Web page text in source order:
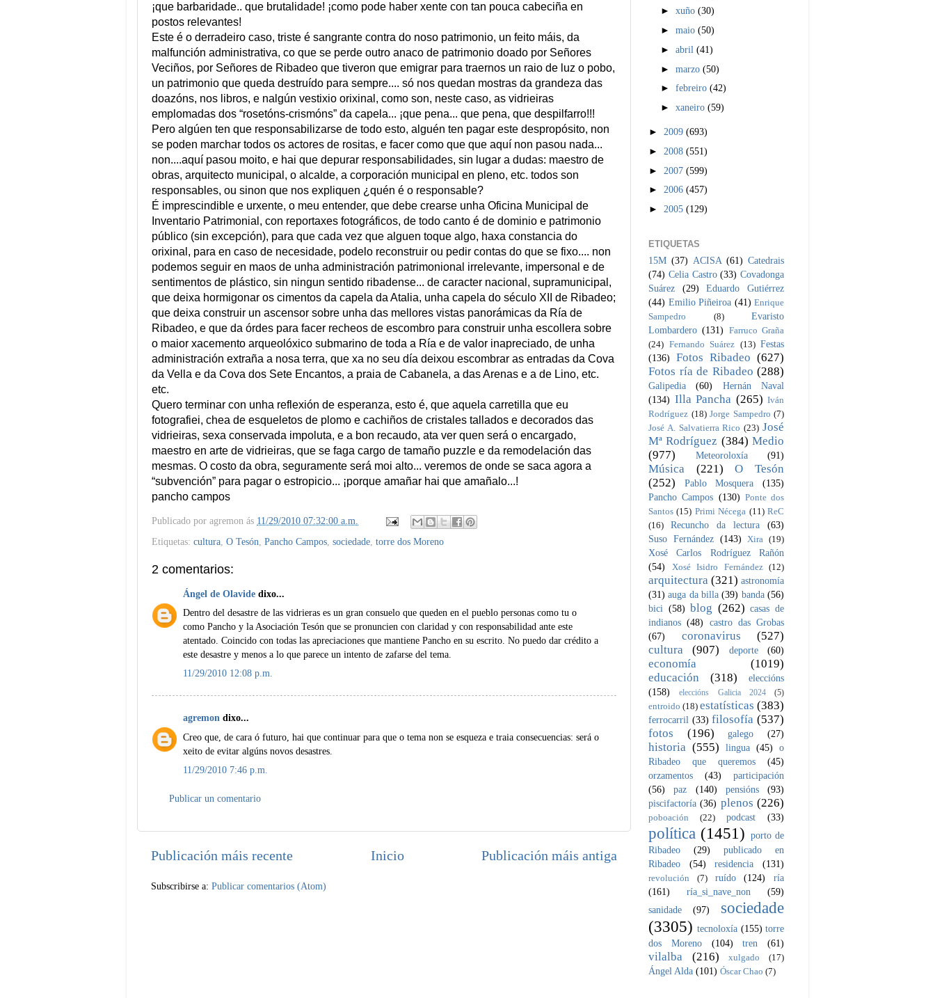
¡que barbaridade.. que brutalidade! ¡como pode haber xente con tan pouca cabeciña en
postos relevantes!
Este é o derradeiro caso, triste é sangrante contra do noso patrimonio, un feito máis, da
malfunción administrativa, co que se perde outro anaco de patrimonio doado por Señores
Veciños, por Señores de Ribadeo que tiveron que emigrar para traernos un raio de luz o pobo,
un patrimonio que queda destruído para sempre.... só nos quedan mostras da grandeza das
doazóns, nos libros, e nalgún vestixio orixinal, como son, neste caso, as vidrieiras
emplomadas dos “rosetóns-crismóns” da capela... ¡que pena... que pena, que despilfarro!!!
Pero algúen ten que responsabilizarse de todo esto, alguén ten pagar este despropósito, non
se poden marchar todos os actores de rositas, e facer como que que aquí non pasou nada...
non....aquí pasou moito, e hai que depurar responsabilidades, sin lugar a dudas: maestro de
obras, arquitecto municipal, o alcalde, a corporación municipal en pleno, etc. todos son
responsables, ou sinon que nos expliquen ¿quén é o responsable?
É imprescindible e urxente, o meu entender, que debe crearse unha Oficina Municipal de
Inventario Patrimonial, con reportaxes fotográficos, de todo canto é de dominio e patrimonio
público (sin excepción), para que cada vez que alguen toque algo, haxa constancia do
orixinal, para en caso de necesidade, podelo reconstruir ou pedir contas do que se fixo.... non
podemos seguir en maos de unha administración patrimonional irrelevante, impersonal e de
sentimentos de plástico, sin ningun sentido ribadense... de caracter nacional, supramunicipal,
que deixa hormigonar os cimentos da capela da Atalia, unha capela do século XII de Ribadeo;
que deixa construir un ascensor sobre unha das mellores vistas panorámicas da Ría de
Ribadeo, e que da órdes para facer recheos de escombro para construir unha escollera sobre
o maior xacemento arqueolóxico submarino de toda a Ría e de valor inapreciado, de unha
administración extraña a nosa terra, que xa no seu día deixou escombrar as entradas da Cova
da Vella e da Cova dos Sete Encantos, a praia de Cabanela, a das Arenas e a de Lino, etc.
etc.
Quero terminar con unha reflexión de esperanza, esto é, que aquela carretilla que eu
fotografiei, chea de esqueletos de plomo e cachiños de cristales tallados e decorados das
vidrieiras, sexa conservada impoluta, e a bon recaudo, ata ver quen será o encargado,
maestro en arte de vidrieiras, que se faga cargo de tamaño puzzle e da remodelación das
mesmas. O costo da obra, seguramente será moi alto... veremos de onde se saca agora a
“subvención” para pagar o estropicio... ¡porque amañar hai que amañalo...!
pancho campos
Publicado por agremon ás 11/29/2010 07:32:00 a.m.
Etiquetas: cultura O Tesón Pancho Campos sociedade torre dos Moreno
2 comentarios:
Ángel de Olavide dixo...
Dentro del desastre de las vidrieras es un gran consuelo que queden en el pueblo personas como tu o
como Pancho y la Asociación Tesón que se pronuncien con claridad y con responsabilidad ante este
atentado. Coincido con todas las apreciaciones que mantiene Pancho en su escrito. No puedo dar crédito a
este desastre y menos a lo que parece un intento de zafarse del tema.
11/29/2010 12:08 p.m.
agremon dixo...
Creo que, de cara ó futuro, hai que continuar para que o tema non se esqueza e traia consecuencias: será o
xeito de evitar algúns novos desastres.
11/29/2010 7:46 p.m.
Publicar un comentario
Publicación máis recente Publicación máis antiga
Inicio
Subscribirse a: Publicar comentarios (Atom)
►xuño(30)
►maio(50)
►abril(41)
►marzo(50)
►febreiro(42)
►xaneiro(59)
► 2009 (693)
► 2008 (551)
► 2007 (599)
► 2006 (457)
► 2005 (129)
ETIQUETAS
15M (37) ACISA (61) Catedrais
(74) Celia Castro (33) Covadonga
Suárez
(29)
Eduardo Gutiérrez
(44) Emilio Piñeiroa (41) Enrique
Sampedro
(8)
Evaristo
Lombardero (131) Farruco Graña
(24) Fernando Suárez (13) Festas
(136)
Fotos Ribadeo (627)
Fotos ría de Ribadeo (288)
Galipedia (60)
Hernán Naval
(134) Illa Pancha (265) Iván
Rodríguez (18) Jorge Sampedro (7)
José A. Salvatierra Rico (23) José
Mª Rodríguez (384) Medio
(977)
Meteoroloxía (91)
Música (221)
O Tesón
(252)
Pablo Mosquera
(135)
Pancho Campos (130) Ponte dos
Santos (15) Primi Nécega (11) ReC
(16)
Recuncho da lectura
(63)
Suso Fernández (143) Xira (19)
Xosé Carlos Rodríguez Rañón
(54)
Xosé Isidro Fernández (12)
arquitectura (321) astronomía
(31) auga da billa (39) banda (56)
bici (58) blog (262) casas de
indianos (48)
castro das Grobas
(67)
coronavirus
(527)
cultura
(907) deporte (60)
economía
(1019)
educación
(318)
eleccións
(158)
eleccións Galicia 2024 (5)
entroido (18) estatísticas (383)
ferrocarril (33) filosofía (537)
fotos
(196) galego (27)
historia (555) lingua (45)
o
Ribadeo que queremos
(45)
orzamentos
(43)
participación
(56)
paz (140) pensións
(93)
piscifactoría (36) plenos (226)
poboación (22) podcast (33)
política (1451) porto de
Ribadeo
(29)
publicado en
Ribadeo
(54) residencia (131)
revolución (7) ruído (124)
ría
(161)
ría_si_nave_non
(59)
sanidade
(97)
sociedade
(3305) tecnoloxía (155) torre
dos Moreno
(104) tren (61)
vilalba (216) xulgado (17)
Ángel Alda (101) Óscar Chao (7)